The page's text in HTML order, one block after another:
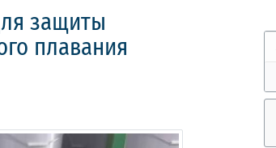
защиты
плавания